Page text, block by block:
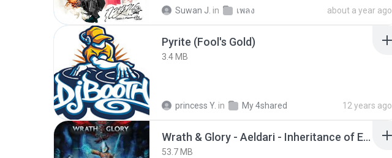
Suwan J. in เพลง about a year ago
Pyrite (Fool's Gold)
3.4 MB
princess Y. in My 4shared 12 years ago
Wrath & Glory - Aeldari - Inheritance of Embers.pdf
53.7 MB